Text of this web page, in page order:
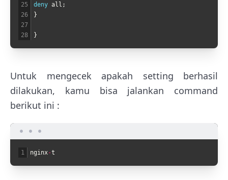
25
26
27
28
deny all ;
}
}
Untuk mengecek apakah setting berhasil
dilakukan, kamu bisa jalankan command
berikut ini :
1 nginx-t